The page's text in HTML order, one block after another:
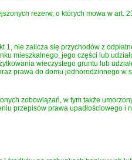
rezerw, o których mowa w art.
1, nie zalicza się przychodów z
mieszkalnego, jego części lub
wieczystego gruntu lub
prawa do domu jednorodzinnego
zobowiązań, w tym także
przepisów prawa upadłościowego i